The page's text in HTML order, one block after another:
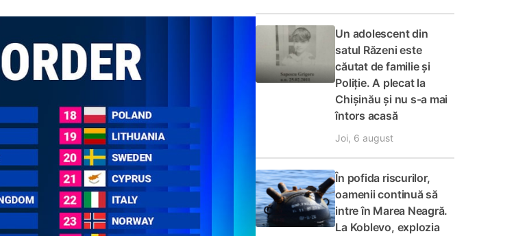
Un adolescent din
satul Răzeni este
căutat de familie și
Poliție. A plecat la
Chișinău și nu s-a mai
întors acasă
Joi, 6 august
În pofida riscurilor,
oamenii continuă să
intre în Marea Neagră.
La Koblevo, explozia